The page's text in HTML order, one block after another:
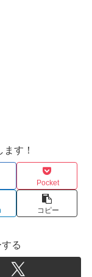
す！
Pocket
コピー
る